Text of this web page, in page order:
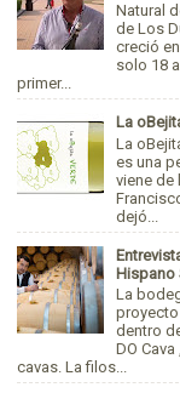
Natural
de Los
creció
solo 18
primer...
La
La
es una
viene de
dejó...
Hispano
La
dentro
DO
cavas. La filos...